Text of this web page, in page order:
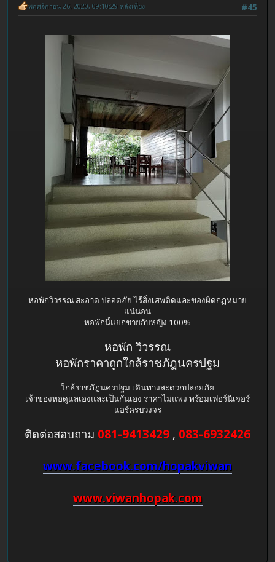
#45
พฤศจิกายน 26, 2020, 09:10:29 หลังเที่ยง
หอพักวิวรรณ สะอาด ปลอดภัย ไร้สิ่งเสพติดและของผิดกฏหมาย
แน่นอน
หอพักนี้แยกชายกับหญิง 100%
หอพัก วิวรรณ
หอพักราคาถูกใกล้ราชภัฎนครปฐม
ใกล้ราชภัฎนครปฐม เดินทางสะดวกปลอยภัย
เจ้าของหอดูแลเองและเป็นกันเอง ราคาไม่แพง พร้อมเฟอร์นิเจอร์
แอร์ครบวงจร
ติดต่อสอบถาม 081-9413429 , 083-6932426
www.facebook.com/hopakviwan
www.viwanhopak.com